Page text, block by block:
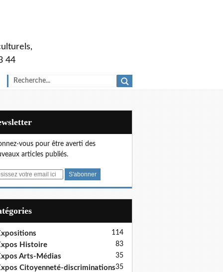
44
vous pour être averti des
articles publiés.
114
Histoire 83
Arts-Médias 35
Citoyenneté-discriminations35